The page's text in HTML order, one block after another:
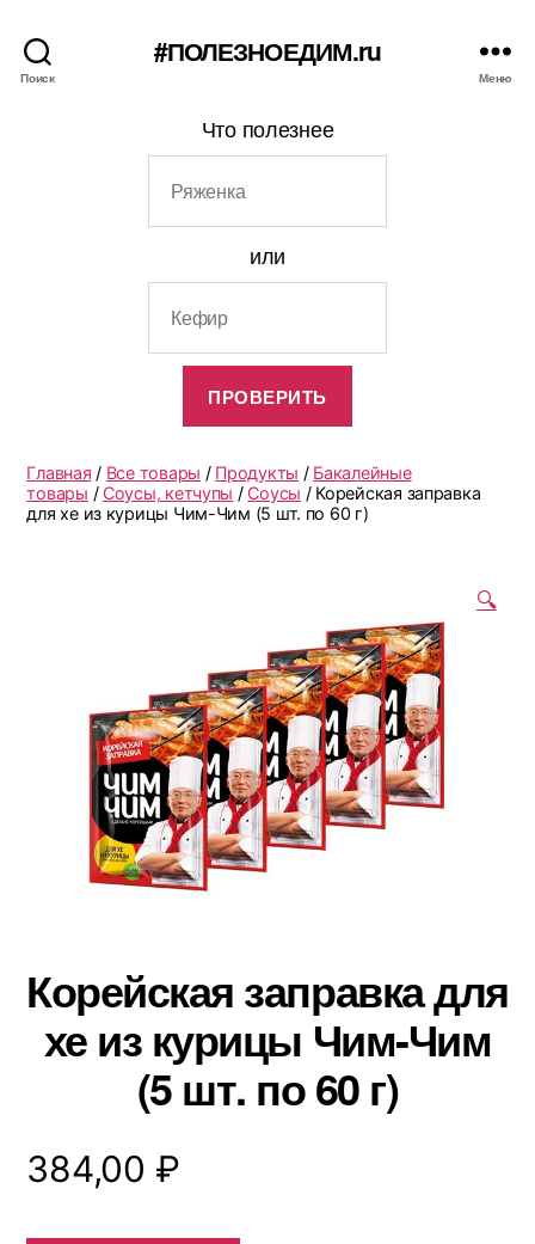
Поиск
#ПОЛЕЗНОЕДИМ.ru
Меню
Что полезнее
или
Главная / Все товары / Продукты / Бакалейные
товары / Соусы, кетчупы / Соусы / Корейская заправка
для хе из курицы Чим-Чим (5 шт. по 60 г)
🔍
Корейская заправка для
хе из курицы Чим-Чим
(5 шт. по 60 г)
384,00 ₽